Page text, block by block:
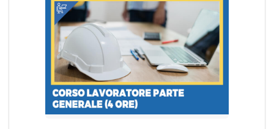
Come assicurare la continuità
e la coerenza dei contenuti
dei corsi per…
Continua